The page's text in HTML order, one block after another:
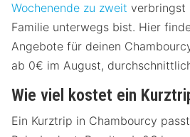
Wochenende zu zweit verbringst
Familie unterwegs bist. Hier
Angebote für deinen
ab 0€ im August,
Wie viel kostet ein
Ein Kurztrip in Chambourcy